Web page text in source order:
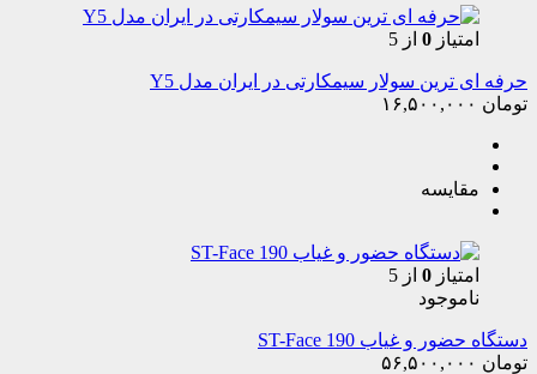
امتیاز 0 از 5
حرفه ای ترین سولار سیمکارتی در ایران مدل Y5
تومان
مقایسه
امتیاز 0 از 5
ناموجود
دستگاه حضور و غیاب ST-Face 190
تومان